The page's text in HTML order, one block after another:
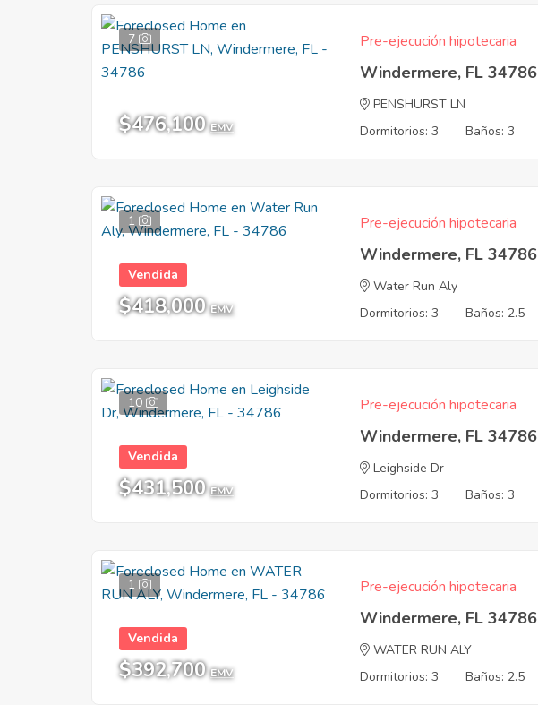
7
$476,100 EMV
Pre-ejecución hipotecaria
Windermere, FL 34786
PENSHURST LN
Dormitorios: 3
Baños: 3
1
Vendida
$418,000 EMV
Pre-ejecución hipotecaria
Windermere, FL 34786
Water Run Aly
Dormitorios: 3
Baños: 2.5
10
Vendida
$431,500 EMV
Pre-ejecución hipotecaria
Windermere, FL 34786
Leighside Dr
Dormitorios: 3
Baños: 3
1
Vendida
$392,700 EMV
Pre-ejecución hipotecaria
Windermere, FL 34786
WATER RUN ALY
Dormitorios: 3
Baños: 2.5